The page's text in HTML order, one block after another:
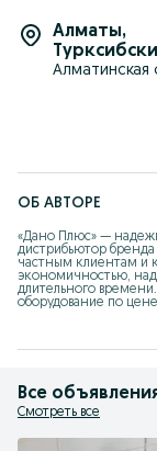
Алматы,
Алматинская
ОБ АВТОРЕ
«Дано Плюс» —
дистрибьютор бренда
частным клиентам и
экономичностью,
длительного
оборудование по
Все
Смотреть все